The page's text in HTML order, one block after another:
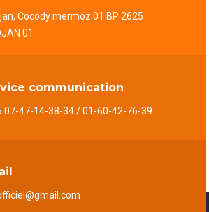
Cocody mermoz 01 BP 2625
01
communication
07-47-14-38-34 / 01-60-42-76-39